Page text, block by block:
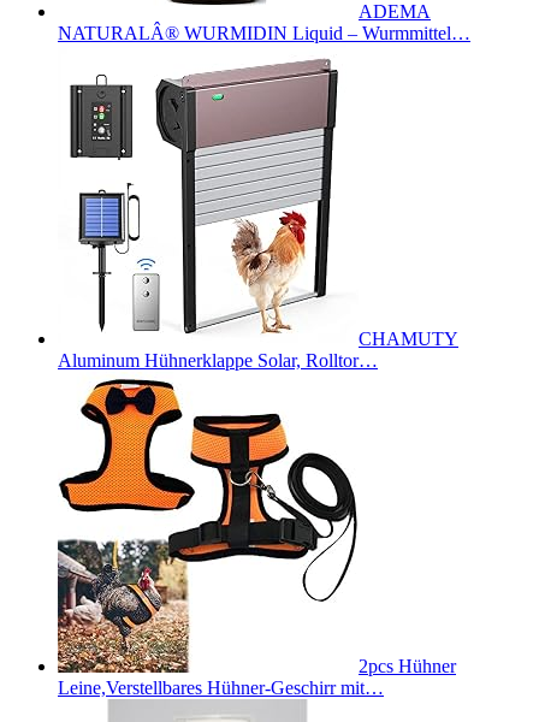
ADEMA
NATURALÂ® WURMIDIN Liquid – Wurmmittel…
CHAMUTY
Aluminum Hühnerklappe Solar, Rolltor…
2pcs Hühner
Leine,Verstellbares Hühner-Geschirr mit…